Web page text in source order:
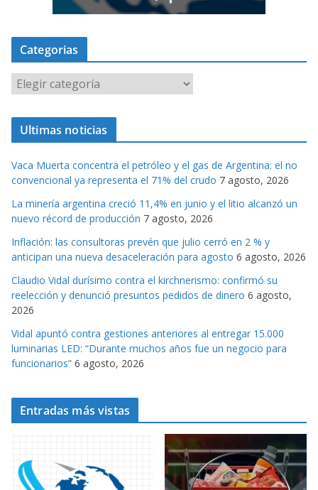
Categorias
t
o
r
i
a
s
Ultimas noticias
Vaca Muerta concentra el petróleo y el gas de Argentina: el no
convencional ya representa el 71% del crudo 7 agosto, 2026
La minería argentina creció 11,4% en junio y el litio alcanzó un
nuevo récord de producción 7 agosto, 2026
Inflación: las consultoras prevén que julio cerró en 2 % y
anticipan una nueva desaceleración para agosto 6 agosto, 2026
Claudio Vidal durísimo contra el kirchnerismo: confirmó su
reelección y denunció presuntos pedidos de dinero 6 agosto,
2026
Vidal apuntó contra gestiones anteriores al entregar 15.000
luminarias LED: “Durante muchos años fue un negocio para
funcionarios” 6 agosto, 2026
Entradas más vistas